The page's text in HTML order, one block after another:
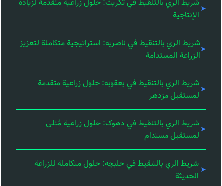
شريط الري بالتنقيط في تكريت: حلول زراعية متقدمة لزيادة
الإنتاجية
شريط الري بالتنقيط في ناصریه: استراتيجية متكاملة لتعزيز
الزراعة المستدامة
شريط الري بالتنقيط في بعقوبه: حلول زراعية متقدمة
لمستقبل مزدهر
شريط الري بالتنقيط في دهوک: حلول زراعية مُثلى
لمستقبل مستدام
شريط الري بالتنقيط في حلبچه: حلول متكاملة للزراعة
الحديثة